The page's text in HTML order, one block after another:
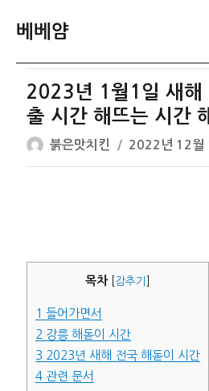
베베얌
2023년 1월1일 새해
출 시간 해뜨는 시간
글
쓴
붉은맛치킨
작
성
2022년 12월
목차 감추기
1 들어가면서
2 강릉 해돋이 시간
3 2023년 새해 전국 해돋이 시간
4관련 문서